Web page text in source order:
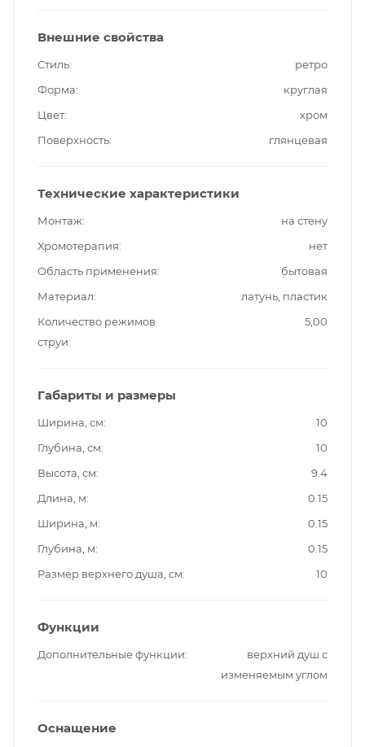
Внешние свойства
Стиль
ретро
Форма
круглая
Цвет
хром
Поверхность
глянцевая
Технические характеристики
Монтаж
на стену
Хромотерапия
нет
Область применения
бытовая
Материал
латунь, пластик
Количество режимов
струи
5,00
Габариты и размеры
Ширина, см
10
Глубина, см
10
Высота, см
9.4
Длина, м
0.15
Ширина, м
0.15
Глубина, м
0.15
Размер верхнего душа, см
10
Функции
Дополнительные функции
верхний душ с
изменяемым углом
Оснащение